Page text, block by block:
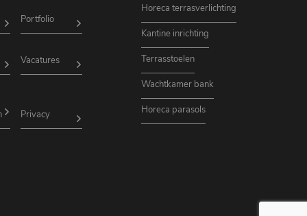
Portfolio
Vacatures
Privacy
Horeca terrasverlichting
Kantine inrichting
Terrasstoelen
Wachtkamer bank
Horeca parasols